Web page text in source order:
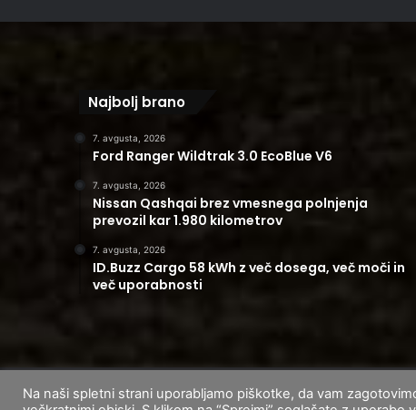
Najbolj brano
7. avgusta, 2026
Ford Ranger Wildtrak 3.0 EcoBlue V6
7. avgusta, 2026
Nissan Qashqai brez vmesnega polnjenja
prevozil kar 1.980 kilometrov
7. avgusta, 2026
ID.Buzz Cargo 58 kWh z več dosega, več moči in
več uporabnosti
© 2026 CarAndUser.com
Na naši spletni strani uporabljamo piškotke, da vam